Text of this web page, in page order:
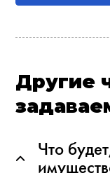
Другие
Что